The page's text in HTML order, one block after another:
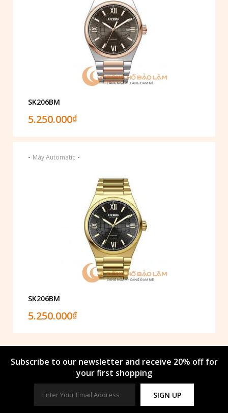
SK206BM
5.250.000₫
- Máy Automatic -
SK206BM
5.250.000₫
Subscribe to our newsletter and receive 20% off for
your first shopping
SIGN UP